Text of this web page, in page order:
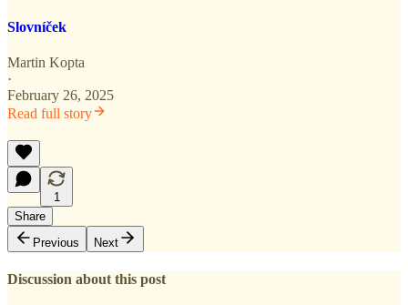
Slovníček
Martin Kopta
·
February 26, 2025
Read full story
1
Share
Previous
Next
Discussion about this post